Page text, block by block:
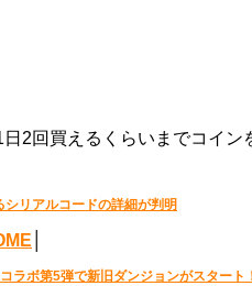
2回買えるくらいまでコイン
リアルコードの詳細が判明
ラボ第5弾で新旧ダンジョンがスタート